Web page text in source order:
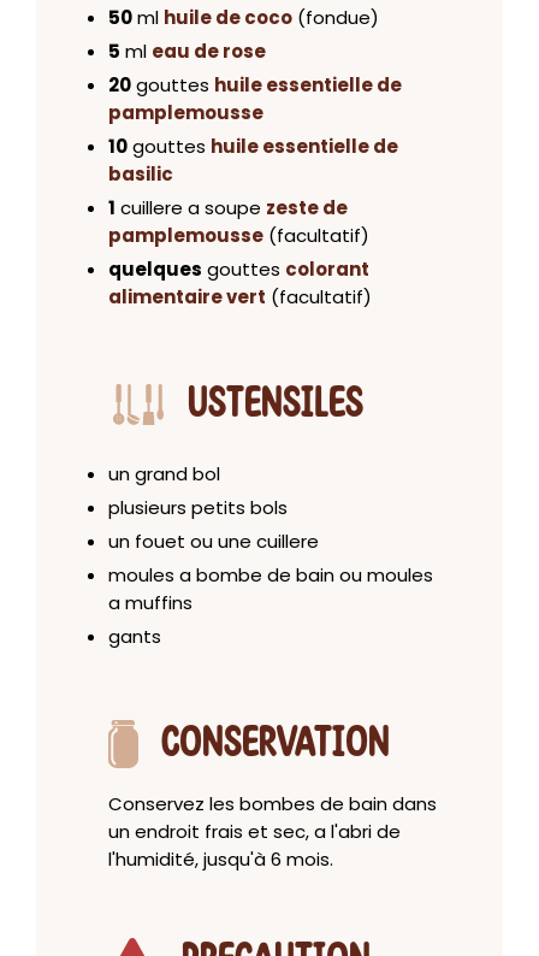
50ml huile de coco (fondue)
5 ml eau de rose
20gouttes huile essentielle de
pamplemousse
10gouttes huile essentielle de
basilic
1 cuillere a soupe zeste de
pamplemousse (facultatif)
quelques gouttes colorant
alimentaire vert (facultatif)
USTENSILES
un grand bol
plusieurs petits bols
un fouet ou une cuillere
moules a bombe de bain ou moules
a muffins
gants
CONSERVATION
Conservez les bombes de bain dans
un endroit frais et sec, a l'abri de
l'humidité, jusqu'à 6 mois.